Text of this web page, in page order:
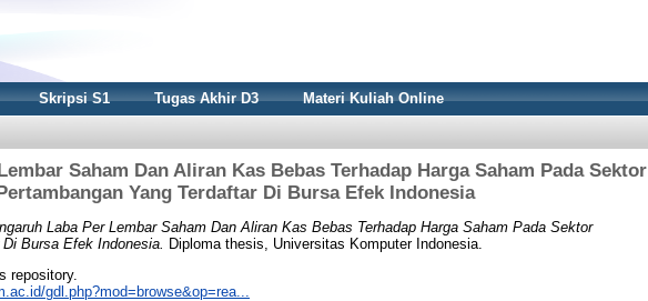
Skripsi S1 Tugas Akhir D3 Materi Kuliah Online
Saham Dan Aliran Kas Bebas Terhadap Harga Saham Pada Sektor
Yang Terdaftar Di Bursa Efek Indonesia
Laba Per Lembar Saham Dan Aliran Kas Bebas Terhadap Harga Saham Pada Sektor
Bursa Efek Indonesia.
Diploma thesis, Universitas Komputer Indonesia.
repository.
gdl.php?mod=browse&op=rea...